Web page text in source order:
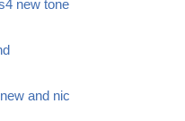
new tone
and nic